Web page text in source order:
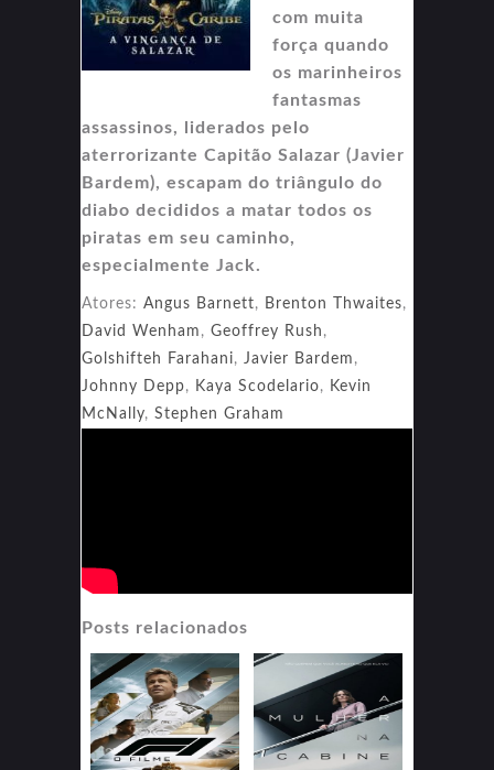
com muita
força quando
os marinheiros
fantasmas
assassinos, liderados pelo
aterrorizante Capitão Salazar (Javier
Bardem), escapam do triângulo do
diabo decididos a matar todos os
piratas em seu caminho,
especialmente Jack.
Atores: Angus Barnett, Brenton Thwaites,
David Wenham , Geoffrey Rush ,
Golshifteh Farahani, Javier Bardem ,
Johnny Depp, Kaya Scodelario, Kevin
McNally, Stephen Graham
Posts relacionados